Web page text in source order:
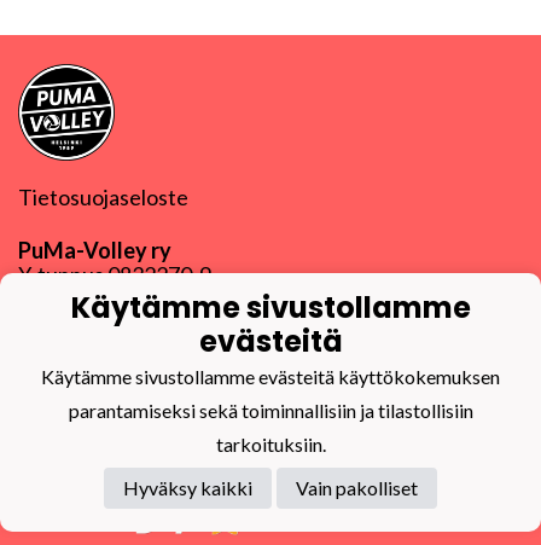
Tietosuojaseloste
PuMa-Volley ry
Y-tunnus0832270-9
puma@puma-volley.fi
Linkki muihin yhteystietoihin
PuMa-Webmail
Powered by
Käytämme sivustollamme
evästeitä
Käytämme sivustollamme evästeitä käyttökokemuksen
parantamiseksi sekä toiminnallisiin ja tilastollisiin
tarkoituksiin.
Hyväksy kaikki
Vain pakolliset